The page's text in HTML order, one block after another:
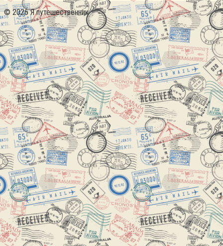
© 2026 Я путешественник